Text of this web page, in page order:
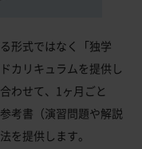
形式ではなく「独学
カリキュラムを提供し
わせて、1ヶ月ごと
考書（演習問題や解説
を提供します。